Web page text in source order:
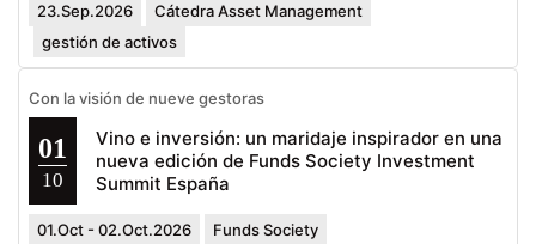
23.Sep.2026
Cátedra Asset Management
gestión de activos
Con la visión de nueve gestoras
01
10
Vino e inversión: un maridaje inspirador en una
nueva edición de Funds Society Investment
Summit España
01.Oct - 02.Oct.2026
Funds Society